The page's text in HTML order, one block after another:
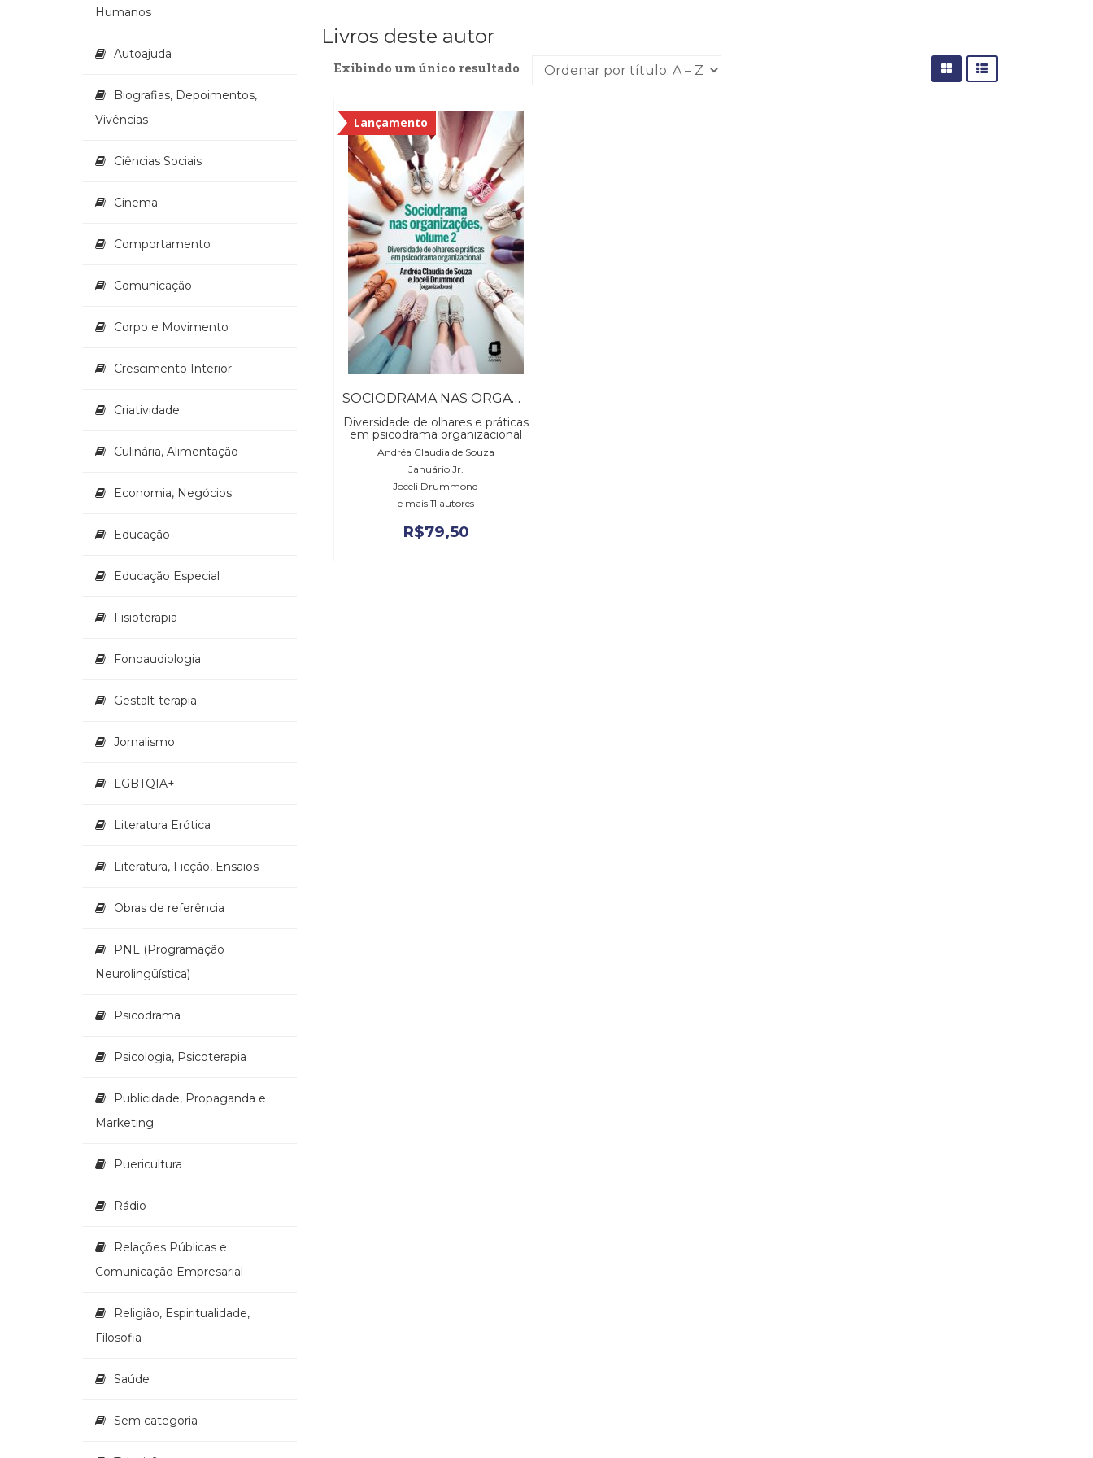
Livros deste autor
Exibindo um único resultado
Lançamento
SOCIODRAMA NAS ORGANIZAÇÕES, VOLUME 2
Diversidade de olhares e práticas
em psicodrama organizacional
Andréa Claudia de Souza
Januário Jr.
Joceli Drummond
e mais 11 autores
R$79,50
Humanos
Autoajuda
Biografias, Depoimentos,
Vivências
Ciências Sociais
Cinema
Comportamento
Comunicação
Corpo e Movimento
Crescimento Interior
Criatividade
Culinária, Alimentação
Economia, Negócios
Educação
Educação Especial
Fisioterapia
Fonoaudiologia
Gestalt-terapia
Jornalismo
LGBTQIA+
Literatura Erótica
Literatura, Ficção, Ensaios
Obras de referência
PNL (Programação
Neurolingüística)
Psicodrama
Psicologia, Psicoterapia
Publicidade, Propaganda e
Marketing
Puericultura
Rádio
Relações Públicas e
Comunicação Empresarial
Religião, Espiritualidade,
Filosofia
Saúde
Sem categoria